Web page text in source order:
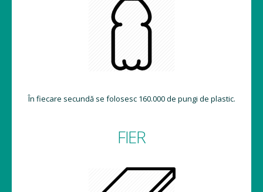
În fiecare secundă se folosesc 160.000 de pungi de plastic.
FIER